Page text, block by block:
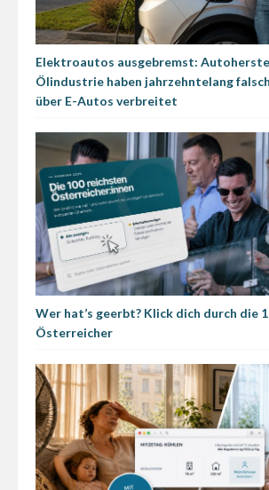
Elektroautos ausgebremst:
Ölindustrie haben jahrzehntelang
über E-Autos verbreitet
Wer hat’s geerbt? Klick dich durch die
Österreicher